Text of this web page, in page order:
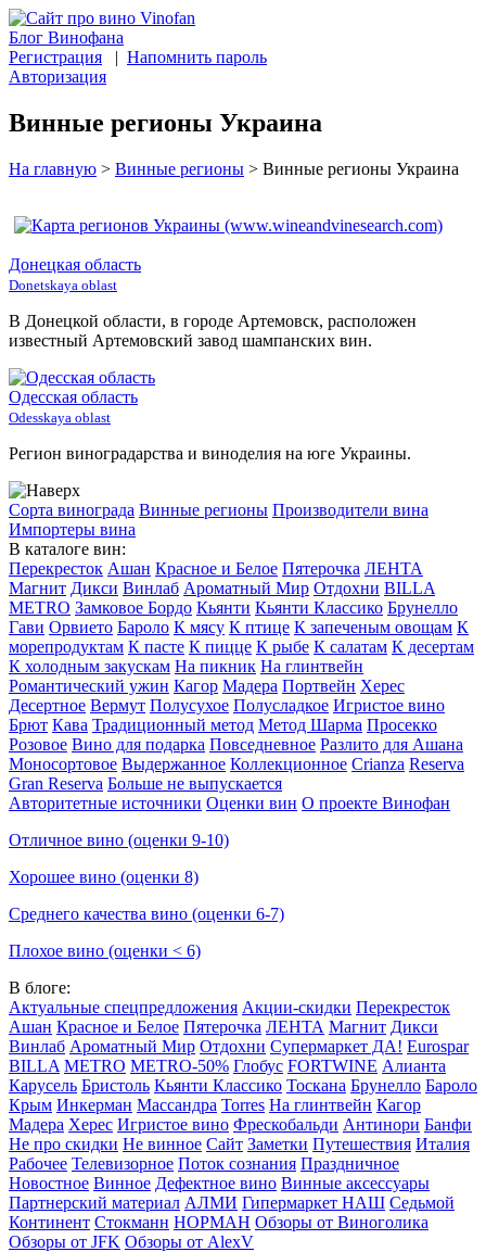
Блог Винофана
Регистрация | Напомнить пароль
Авторизация
Винные регионы Украина
На главную > Винные регионы > Винные регионы Украина
Донецкая область
Donetskaya oblast
В Донецкой области, в городе Артемовск, расположен
известный Артемовский завод шампанских вин.
Одесская область
Odesskaya oblast
Регион виноградарства и виноделия на юге Украины.
Сорта винограда Винные регионы Производители вина
Импортеры вина
В каталоге вин:
Перекресток Ашан Красное и Белое Пятерочка ЛЕНТА
Магнит Дикси Винлаб Ароматный Мир Отдохни BILLA
METRO Замковое Бордо Кьянти Кьянти Классико Брунелло
Гави Орвието Бароло К мясу К птице К запеченым овощам К
морепродуктам К пасте К пицце К рыбе К салатам К десертам
К холодным закускам На пикник На глинтвейн
Романтический ужин Кагор Мадера Портвейн Херес
Десертное Вермут Полусухое Полусладкое Игристое вино
Брют Кава Традиционный метод Метод Шарма Просекко
Розовое Вино для подарка Повседневное Разлито для Ашана
Моносортовое Выдержанное Коллекционное Crianza Reserva
Gran Reserva Больше не выпускается
Авторитетные источники Оценки вин О проекте Винофан
Отличное вино (оценки 9-10)
Хорошее вино (оценки 8)
Среднего качества вино (оценки 6-7)
Плохое вино (оценки < 6)
В блоге:
Актуальные спецпредложения Акции-скидки Перекресток
Ашан Красное и Белое Пятерочка ЛЕНТА Магнит Дикси
Винлаб Ароматный Мир Отдохни Супермаркет ДА! Eurospar
BILLA METRO METRO-50% Глобус FORTWINE Алианта
Карусель Бристоль Кьянти Классико Тоскана Брунелло Бароло
Крым Инкерман Массандра Torres На глинтвейн Кагор
Мадера Херес Игристое вино Фрескобальди Антинори Банфи
Не про скидки Не винное Сайт Заметки Путешествия Италия
Рабочее Телевизорное Поток сознания Праздничное
Новостное Винное Дефектное вино Винные аксессуары
Партнерский материал АЛМИ Гипермаркет НАШ Седьмой
Континент Стокманн НОРМАН Обзоры от Виноголика
Обзоры от JFK Обзоры от AlexV